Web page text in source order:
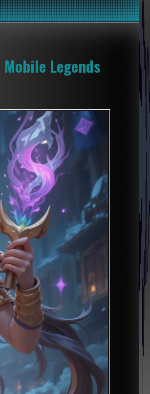
Legends